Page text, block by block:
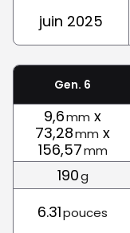
juin 2025
Gen. 6
9,6mm x
73,28mm x
156,57mm
190g
6.31pouces